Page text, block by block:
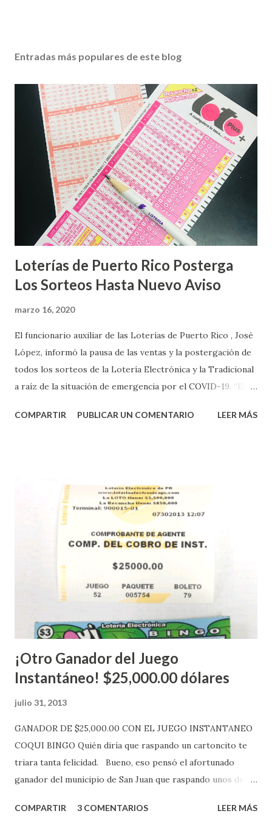
Entradas más populares de este blog
Loterías de Puerto Rico Posterga
Los Sorteos Hasta Nuevo Aviso
marzo 16, 2020
El funcionario auxiliar de las Loterías de Puerto Rico , José
López, informó la pausa de las ventas y la postergación de
todos los sorteos de la Lotería Electrónica y la Tradicional
a raíz de la situación de emergencia por el COVID-19. “En
proteger la salud de nuestros empleados, vendedores y
instantáneos”, indicó López. Sobre el sorteo de Powerball,
López explicó que el mismo se continuará realizando en los
Estados Unidos y los jugadores podrán conocer los
números ganadores del mismo a través de la página
aquellos con jugadas anticipadas de los sorteos locales (
Loto, Revancha, Pega 2, Pega 3 Pega 4 ) se les informará
Mientras, que l...
COMPARTIR PUBLICAR UN COMENTARIO LEER MÁS
¡Otro Ganador del Juego
Instantáneo! $25,000.00 dólares
julio 31, 2013
GANADOR DE $25,000.00 CON EL JUEGO INSTANTANEO
COQUI BINGO Quién diría que raspando un cartoncito te
triara tanta felicidad. Bueno, eso pensó el afortunado
ganador del municipio de San Juan que raspando unos de
obtuvo un premio de $25,000,00 dólares. Este es el anuncio
COMPARTIR 3 COMENTARIOS LEER MÁS